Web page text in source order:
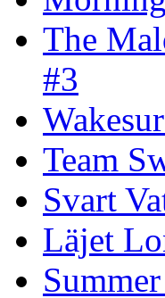
The
#3
Team
Svart
Läjet